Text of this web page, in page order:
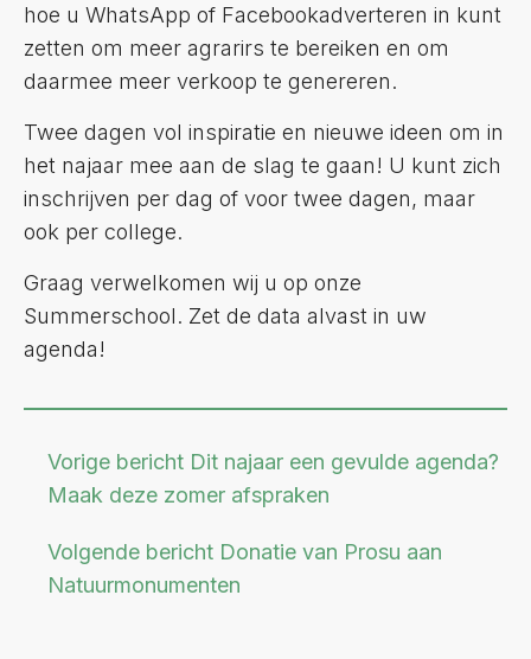
hoe u WhatsApp of Facebookadverteren in kunt
zetten om meer agrarirs te bereiken en om
daarmee meer verkoop te genereren.
Twee dagen vol inspiratie en nieuwe ideen om in
het najaar mee aan de slag te gaan! U kunt zich
inschrijven per dag of voor twee dagen, maar
ook per college.
Graag verwelkomen wij u op onze
Summerschool. Zet de data alvast in uw
agenda!
Vorige bericht Dit najaar een gevulde agenda?
Maak deze zomer afspraken
Volgende bericht Donatie van Prosu aan
Natuurmonumenten